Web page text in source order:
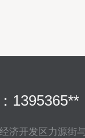
1395365**
济开发区力源街